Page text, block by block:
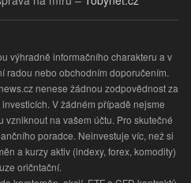
výhradně informačního charakteru a v
radou nebo obchodním doporučením.
nenese žádnou zodpovědnost za
V žádném případě nejsme
vzniknout na vašem účtu. Pro skutečné
poradce. Neinvestuje víc, než si
a kurzy aktiv (indexy, forex, komodity)
oričntační.